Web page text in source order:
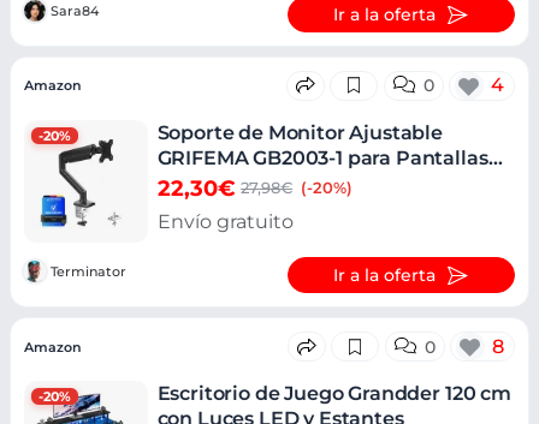
Sara84 Ir a la oferta
-20%
Amazon 0 4
Soporte de Monitor Ajustable
GRIFEMA GB2003-1 para Pantallas
13-32"
22,30€ 27,98€ (-20%)
Envío gratuito
Terminator Ir a la oferta
-20%
Amazon 0 8
Escritorio de Juego Grandder 120 cm
con Luces LED y Estantes